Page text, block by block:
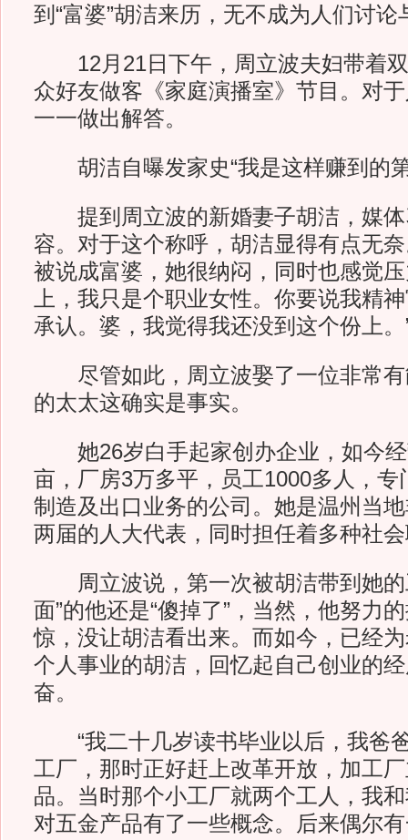
到“富婆”胡洁来历，无不成为人们讨
12月21日下午，周立波夫妇带着双
众好友做客《家庭演播室》节目。对
一一做出解答。
胡洁自曝发家史“我是这样赚到的
提到周立波的新婚妻子胡洁，媒体
容。对于这个称呼，胡洁显得有点无
被说成富婆，她很纳闷，同时也感觉
上，我只是个职业女性。你要说我精
承认。婆，我觉得我还没到这个份上。
尽管如此，周立波娶了一位非常有
的太太这确实是事实。
她26岁白手起家创办企业，如今经
亩，厂房3万多平，员工1000多人，专
制造及出口业务的公司。她是温州当
两届的人大代表，同时担任着多种社
周立波说，第一次被胡洁带到她的
面”的他还是“傻掉了”，当然，他努力
惊，没让胡洁看出来。而如今，已经
个人事业的胡洁，回忆起自己创业的
奋。
“我二十几岁读书毕业以后，我爸
工厂，那时正好赶上改革开放，加工
品。当时那个小工厂就两个工人，我
对五金产品有了一些概念。后来偶尔